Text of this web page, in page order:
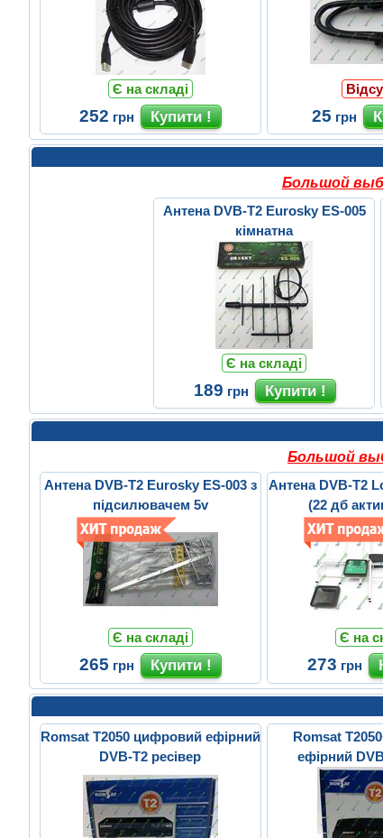
Є на складі
252 грн 25 грн
Большой
Антена DVB-T2 Eurosky ES-005
кімнатна
Є на складі
189 грн
Большой
Антена DVB-T2 Eurosky ES-003 з
підсилювачем 5v
Є на складі
265 грн
Антена DVB-T2
(22 дб
Є на
273 грн
Romsat T2050 цифровий ефірний
DVB-T2 ресівер
Romsat
ефірний